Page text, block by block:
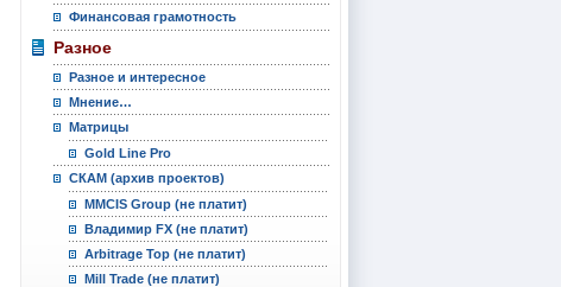
Финансовая грамотность
Разное
Разное и интересное
Мнение…
Матрицы
Gold Line Pro
СКАМ (архив проектов)
MMCIS Group (не платит)
Владимир FX (не платит)
Arbitrage Top (не платит)
Mill Trade (не платит)